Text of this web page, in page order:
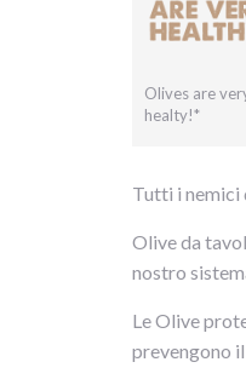
Olives are
healty!*
Tutti i nemici
Olive da
nostro
Le Olive
prevengono